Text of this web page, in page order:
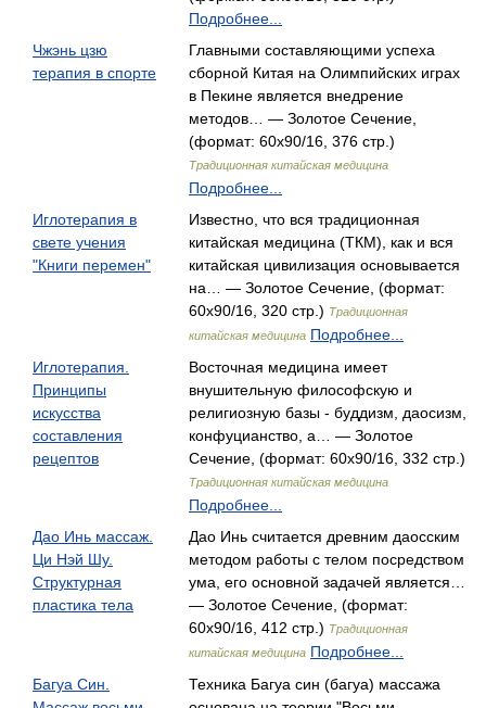
Подробнее...
Чжэнь цзю
терапия в спорте
Главными составляющими успеха
сборной Китая на Олимпийских играх
в Пекине является внедрение
методов… — Золотое Сечение,
(формат: 60x90/16, 376 стр.)
Традиционная китайская медицина
Подробнее...
Иглотерапия в
свете учения
"Книги перемен"
Известно, что вся традиционная
китайская медицина (ТКМ), как и вся
китайская цивилизация основывается
на… — Золотое Сечение, (формат:
60x90/16, 320 стр.) Традиционная
китайская медицина Подробнее...
Иглотерапия.
Принципы
искусства
составления
рецептов
Восточная медицина имеет
внушительную философскую и
религиозную базы - буддизм, даосизм,
конфуцианство, а… — Золотое
Сечение, (формат: 60x90/16, 332 стр.)
Традиционная китайская медицина
Подробнее...
Дао Инь массаж.
Ци Нэй Шу.
Структурная
пластика тела
Дао Инь считается древним даосским
методом работы с телом посредством
ума, его основной задачей является…
— Золотое Сечение, (формат:
60x90/16, 412 стр.) Традиционная
китайская медицина Подробнее...
Багуа Син.
Техника Багуа син (багуа) массажа